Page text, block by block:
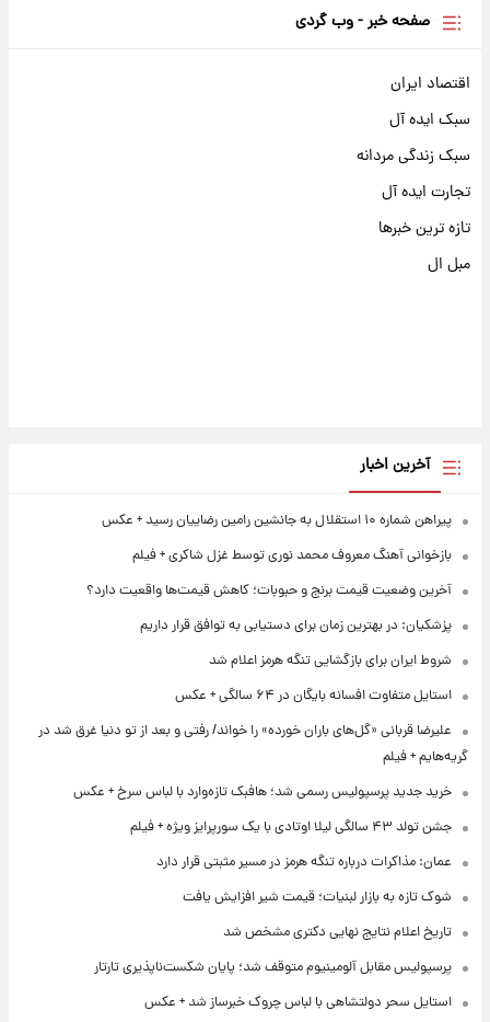
صفحه خبر - وب گردی
اقتصاد ایران
سبک ایده آل
سبک زندگی مردانه
تجارت ایده آل
تازه ترین خبرها
مبل ال
آخرین اخبار
پیراهن شماره ۱۰ استقلال به جانشین رامین رضاییان رسید + عکس
بازخوانی آهنگ معروف محمد نوری توسط غزل شاکری + فیلم
آخرین وضعیت قیمت برنج و حبوبات؛ کاهش قیمت‌ها واقعیت دارد؟
پزشکیان: در بهترین زمان برای دستیابی به توافق قرار داریم
شروط ایران برای بازگشایی تنگه هرمز اعلام شد
استایل متفاوت افسانه بایگان در ۶۴ سالگی + عکس
علیرضا قربانی «گل‌های باران خورده» را خواند/ رفتی و بعد از تو دنیا غرق شد در
گریه‌هایم + فیلم
خرید جدید پرسپولیس رسمی شد؛ هافبک تازه‌وارد با لباس سرخ + عکس
جشن تولد ۴۳ سالگی لیلا اوتادی با یک سورپرایز ویژه + فیلم
عمان: مذاکرات درباره تنگه هرمز در مسیر مثبتی قرار دارد
شوک تازه به بازار لبنیات؛ قیمت شیر افزایش یافت
تاریخ اعلام نتایج نهایی دکتری مشخص شد
پرسپولیس مقابل آلومینیوم متوقف شد؛ پایان شکست‌ناپذیری تارتار
استایل سحر دولتشاهی با لباس چروک خبرساز شد + عکس